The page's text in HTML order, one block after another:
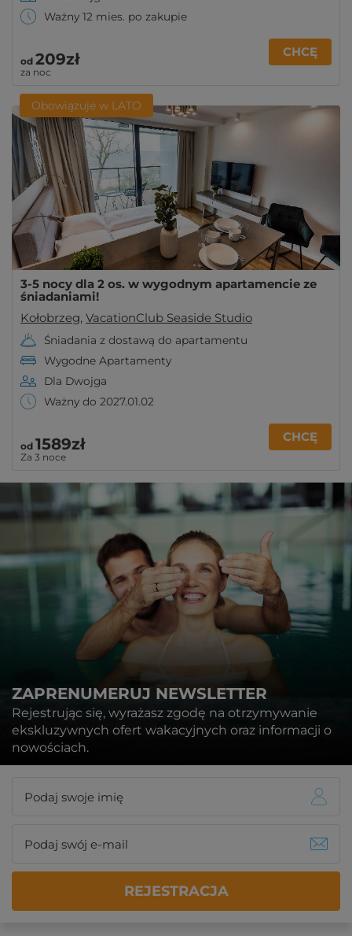
Ważny 12 mies. po zakupie
od 209zł
za noc
CHCĘ
Obowiązuje w LATO
3-5 nocy dla 2 os. w wygodnym apartamencie ze
śniadaniami!
Kołobrzeg, VacationClub Seaside Studio
Śniadania z dostawą do apartamentu
Wygodne Apartamenty
Dla Dwojga
Ważny do 2027.01.02
od 1589zł
Za 3 noce
CHCĘ
ZAPRENUMERUJ NEWSLETTER
Rejestrując się, wyrażasz zgodę na otrzymywanie
ekskluzywnych ofert wakacyjnych oraz informacji o
nowościach.
REJESTRACJA